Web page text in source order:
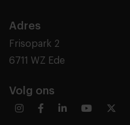
Adres
Frisopark 2
6711 WZ Ede
Volg ons